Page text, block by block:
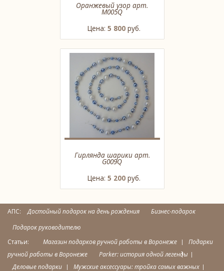
Оранжевый узор арт.
M005Q
Цена: 5 800 руб.
Гирлянда шарики арт.
G009Q
Цена: 5 200 руб.
АПС: Достойный подарок на день рождения
Бизнес-подарок
Подарок руководителю
Статьи:
Магазин подарков ручной работы в Воронеже
Подарки
ручной работы в Воронеже
Parker: история одной легенды
Деловые подарки
Мужские аксессуары: тройка самых важных